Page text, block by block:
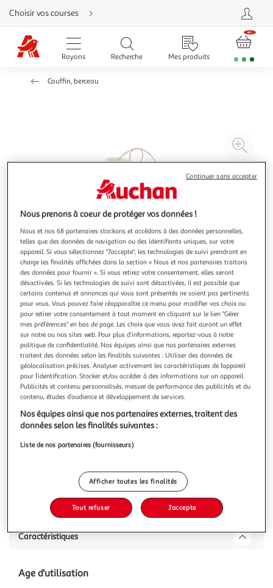
Aller
directement
au
contenu
Aller
directement
Aller
besoin
Choisir vos courses
Rayons Recherche Mes produits
Couffin, berceau
à
Illustration
précédente
Illustration
suivante
GEUTHER
Ensemble Panier de Moïse avec Pieds - Sécurité et
Confort pour Bébé
Offrez à votre nouveau-né un sommeil paisible avec notre
Ensemble Panier de Moïse. Conçu pour reproduire la
chaleur et le confort du ventre maternel, ce panier est
fabriqué en jacinthe d'eau durable et en coton bio certifié
GOTS. Son matelas, testé selon les normes OEKO-TEX,
favorise une bonne circu
En savoir +
Vous voulez connaître le prix de ce produit ?
Afficher le prix
Description
Caractéristiques
Age d'utilisation
Nous prenons à coeur de protéger vos données !
Nous et nos 68 partenaires stockons et accédons à des données personnelles,
telles que des données de navigation ou des identifiants uniques, sur votre
appareil. Si vous sélectionnez "J'accepte", les technologies de suivi prendront en
charge les finalités affichées dans la section « Nous et nos partenaires traitons
des données pour fournir ». Si vous retirez votre consentement, elles seront
désactivées. Si les technologies de suivi sont désactivées, il est possible que
certains contenus et annonces qui vous sont présentés ne soient pas pertinents
pour vous. Vous pouvez faire réapparaître ce menu pour modifier vos choix ou
pour retirer votre consentement à tout moment en cliquant sur le lien "Gérer
mes préférences" en bas de page. Les choix que vous avez fait auront un effet
sur notre ou nos sites web. Pour plus d’informations, reportez-vous à notre
politique de confidentialité. Nos équipes ainsi que nos partenaires externes
traitent des données selon les finalités suivantes : Utiliser des données de
géolocalisation précises. Analyser activement les caractéristiques de l’appareil
pour l’identification. Stocker et/ou accéder à des informations sur un appareil.
Publicités et contenu personnalisés, mesure de performance des publicités et du
contenu, études d’audience et développement de services.
Nos équipes ainsi que nos partenaires externes, traitent des
données selon les finalités suivantes :
Liste de nos partenaires (fournisseurs)
Afficher toutes les finalités
Tout refuser J'accepte
Continuer sans accepter